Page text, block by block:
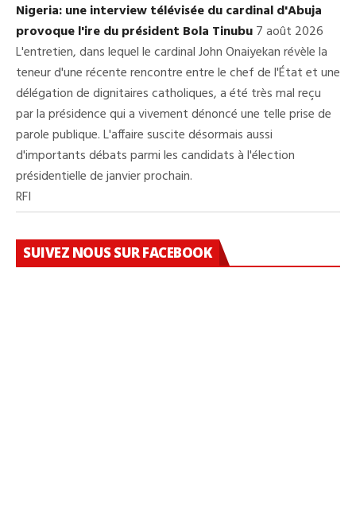
Nigeria: une interview télévisée du cardinal d'Abuja
provoque l'ire du président Bola Tinubu7 août 2026
L'entretien, dans lequel le cardinal John Onaiyekan révèle la
teneur d'une récente rencontre entre le chef de l'État et une
délégation de dignitaires catholiques, a été très mal reçu
par la présidence qui a vivement dénoncé une telle prise de
parole publique. L'affaire suscite désormais aussi
d'importants débats parmi les candidats à l'élection
présidentielle de janvier prochain.
RFI
SUIVEZ NOUS SUR FACEBOOK